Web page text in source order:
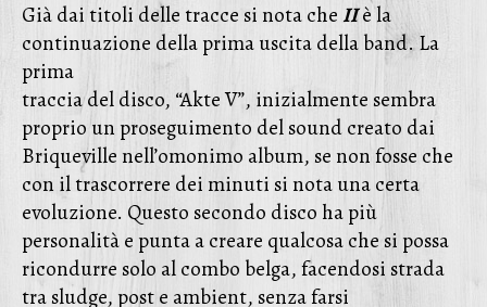
Già dai titoli delle tracce si nota cheIIè la
continuazione della prima uscita della band. La
prima
traccia del disco, “Akte V”, inizialmente sembra
proprio un proseguimento del sound creato dai
Briqueville nell’omonimo album, se non fosse che
con il trascorrere dei minuti si nota una certa
evoluzione. Questo secondo disco ha più
personalità e punta a creare qualcosa che si possa
ricondurre solo al combo belga, facendosi strada
tra sludge, post e ambient, senza farsi